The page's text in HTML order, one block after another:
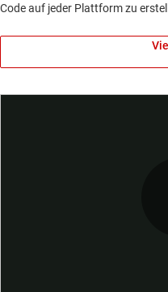
Code auf jeder Plattform zu